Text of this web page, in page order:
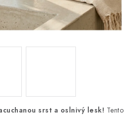
Obchodní podmínky
srst a oslnivý lesk! Tento